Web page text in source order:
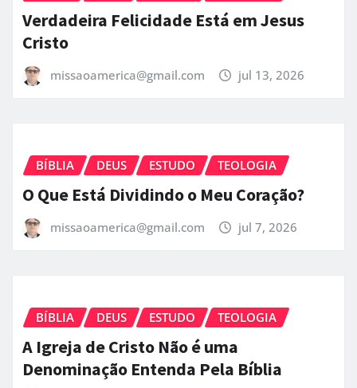
Verdadeira Felicidade Está em Jesus
Cristo
missaoamerica@gmail.com jul 13, 2026
BÍBLIA DEUS ESTUDO TEOLOGIA
O Que Está Dividindo o Meu Coração?
missaoamerica@gmail.com jul 7, 2026
BÍBLIA DEUS ESTUDO TEOLOGIA
A Igreja de Cristo Não é uma
Denominação Entenda Pela Bíblia